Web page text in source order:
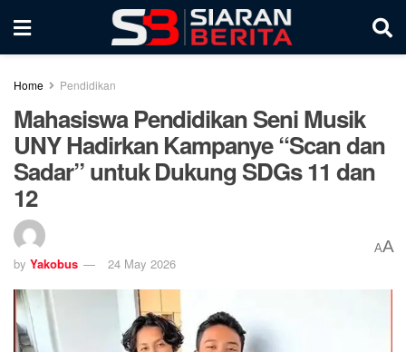
Home Pendidikan
Mahasiswa Pendidikan Seni Musik
UNY Hadirkan Kampanye “Scan dan
Sadar” untuk Dukung SDGs 11 dan
12
by Yakobus 24 May 2026
AA